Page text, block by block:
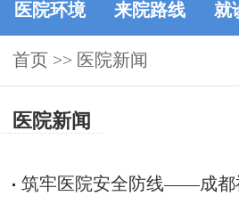
医院环境 来院路线 就
首页 >> 医院新闻
医院新闻
筑牢医院安全防线——成都